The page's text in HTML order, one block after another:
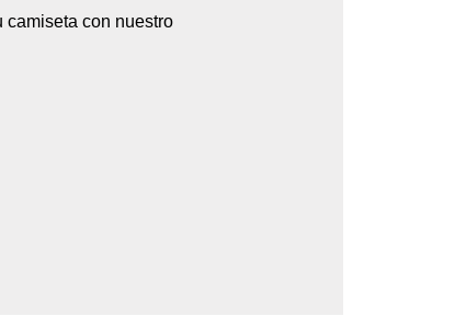
camiseta con nuestro